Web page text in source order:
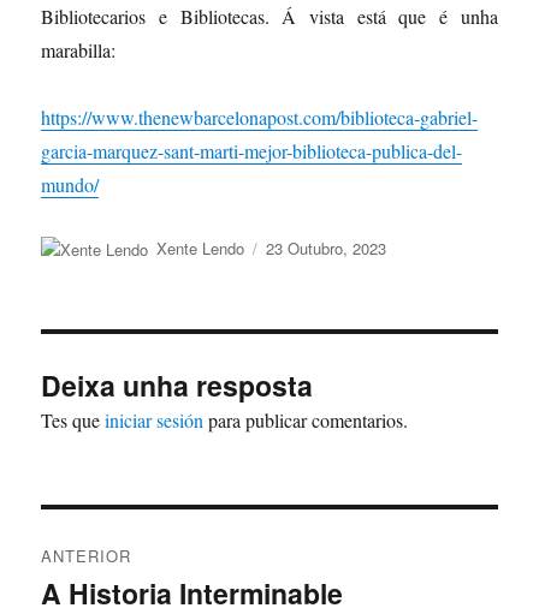
Bibliotecarios e Bibliotecas. Á vista está que é unha
marabilla:
https://www.thenewbarcelonapost.com/biblioteca-gabriel-
garcia-marquez-sant-marti-mejor-biblioteca-publica-del-
mundo/
Autor
Xente Lendo
Publicado
23 Outubro, 2023
Deixa unha resposta
Tes queiniciar sesión para publicar comentarios.
de
ANTERIOR
Artigo
A Historia Interminable